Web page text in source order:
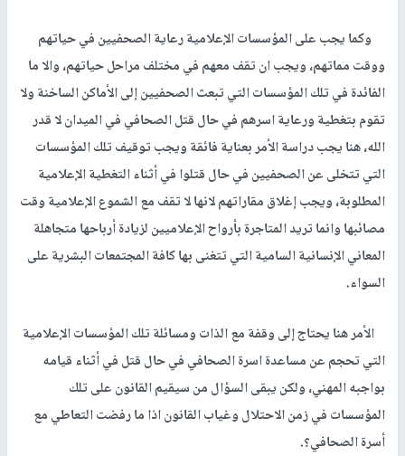
وكما يجب على المؤسسات الإعلامية رعاية الصحفيين في حياتهم
ووقت مماتهم، ويجب ان تقف معهم في مختلف مراحل حياتهم، والا ما
الفائدة في تلك المؤسسات التي تبعث الصحفيين إلى الأماكن الساخنة ولا
تقوم بتغطية ورعاية اسرهم في حال قتل الصحافي في الميدان لا قدر
الله، هنا يجب دراسة الأمر بعناية فائقة ويجب توقيف تلك المؤسسات
التي تتخلى عن الصحفيين في حال قتلوا في أثناء التغطية الإعلامية
المطلوبة، ويجب إغلاق مقاراتهم لانها لا تقف مع الشموع الإعلامية وقت
مصائبها وانما تريد المتاجرة بأرواح الإعلاميين لزيادة أرباحها متجاهلة
المعاني الإنسانية السامية التي تتغنى بها كافة المجتمعات البشرية على
السواء.
الأمر هنا يحتاج إلى وقفة مع الذات ومسائلة تلك المؤسسات الإعلامية
التي تحجم عن مساعدة اسرة الصحافي في حال قتل في أثناء قيامه
بواجبه المهني، ولكن يبقى السؤال من سيقيم القانون على تلك
المؤسسات في زمن الاحتلال وغياب القانون اذا ما رفضت التعاطي مع
أسرة الصحافي؟.